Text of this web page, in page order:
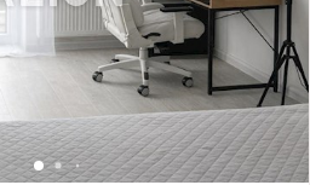
— 30 мин. Рядом с домом
электричка – в 5 мин ходьбы.
Днепровская, Русановская
зоны. На территории ЖК и в
— салоны красоты,
школы, детские сады,
и кофейни на любой вкус,
спорткомплексы, фитнес-